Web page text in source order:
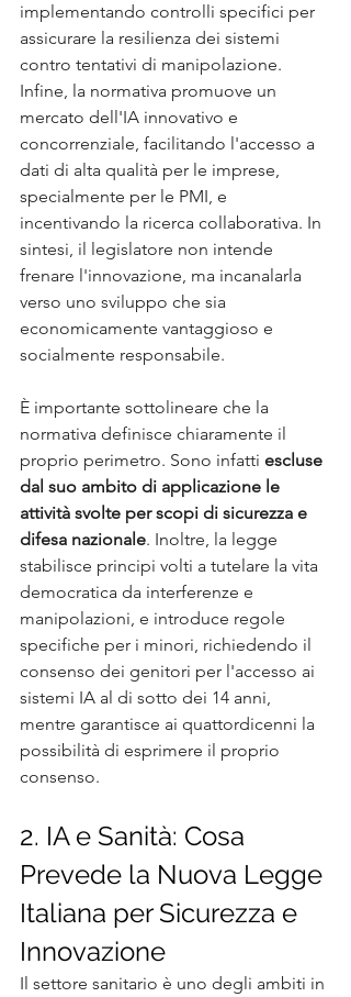
implementando controlli specifici per
assicurare la resilienza dei sistemi
contro tentativi di manipolazione.
Infine, la normativa promuove un
mercato dell'IA innovativo e
concorrenziale, facilitando l'accesso a
dati di alta qualità per le imprese,
specialmente per le PMI, e
incentivando la ricerca collaborativa. In
sintesi, il legislatore non intende
frenare l'innovazione, ma incanalarla
verso uno sviluppo che sia
economicamente vantaggioso e
socialmente responsabile.
È importante sottolineare che la
normativa definisce chiaramente il
proprio perimetro. Sono infatti escluse
dal suo ambito di applicazione le
attività svolte per scopi di sicurezza e
difesa nazionale. Inoltre, la legge
stabilisce principi volti a tutelare la vita
democratica da interferenze e
manipolazioni, e introduce regole
specifiche per i minori, richiedendo il
consenso dei genitori per l'accesso ai
sistemi IA al di sotto dei 14 anni,
mentre garantisce ai quattordicenni la
possibilità di esprimere il proprio
consenso.
2. IA e Sanità: Cosa
Prevede la Nuova Legge
Italiana per Sicurezza e
Innovazione
Il settore sanitario è uno degli ambiti in